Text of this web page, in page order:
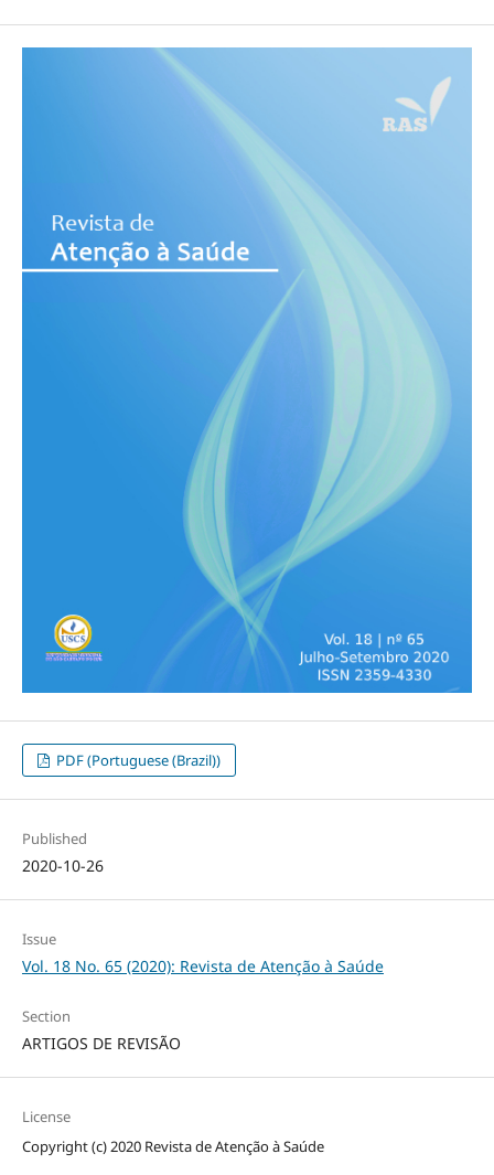
PDF (Portuguese (Brazil))
Published
2020-10-26
Issue
Vol. 18 No. 65 (2020): Revista de Atenção à Saúde
Section
ARTIGOS DE REVISÃO
License
Copyright (c) 2020 Revista de Atenção à Saúde